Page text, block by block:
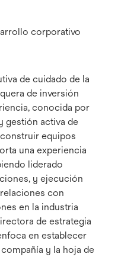
corporativo
de cuidado de la
de inversión
conocida por
gestión activa de
equipos
una experiencia
liderado
y ejecución
con
en la industria
de estrategia
en establecer
y la hoja de